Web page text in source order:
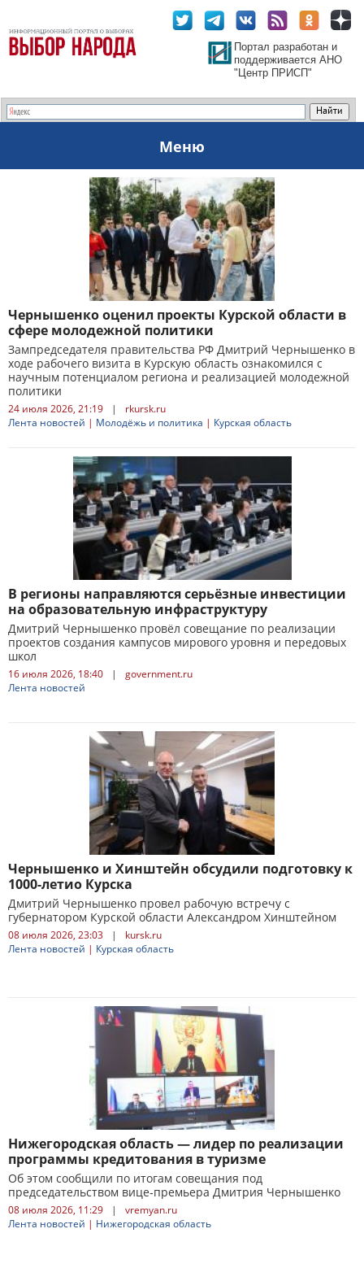
Портал разработан и
поддерживается АНО
"Центр ПРИСП"
Меню
Чернышенко оценил проекты Курской области в
сфере молодежной политики
Зампредседателя правительства РФ Дмитрий Чернышенко в
ходе рабочего визита в Курскую область ознакомился с
научным потенциалом региона и реализацией молодежной
политики
24 июля 2026, 21:19 |
rkursk.ru
Лента новостей | Молодёжь и политика | Курская область
В регионы направляются серьёзные инвестиции
на образовательную инфраструктуру
Дмитрий Чернышенко провёл совещание по реализации
проектов создания кампусов мирового уровня и передовых
школ
16 июля 2026, 18:40 |
government.ru
Лента новостей
Чернышенко и Хинштейн обсудили подготовку к
1000-летио Курска
Дмитрий Чернышенко провел рабочую встречу с
губернатором Курской области Александром Хинштейном
08 июля 2026, 23:03 |
kursk.ru
Лента новостей | Курская область
Нижегородская область — лидер по реализации
программы кредитования в туризме
Об этом сообщили по итогам совещания под
председательством вице‑премьера Дмитрия Чернышенко
08 июля 2026, 11:29 |
vremyan.ru
Лента новостей | Нижегородская область